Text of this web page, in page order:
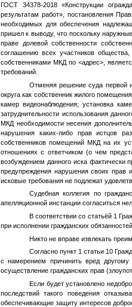
ГОСТ 34378-2018 «Конструкции
результатам работ», постановления
необходимых для обеспечения
пришел к выводу, что поскольку
праве долевой собственности
соглашению всех участников
собственниками МКД по<адрес> ,
требований.
Отменяя решение суда первой
округа как собственник жилого помещения
камер видеонаблюдения; установка
затруднительности использования
МКД необходимости несения
нарушения каких-либо прав истцов
собственников помещений МКД на их
отношениях с ответчиком (о чем
возбуждением данного иска фактически
предупреждения нарушения своих
исковые требования не подлежат
Судебная коллегия по
апелляционной инстанции согласиться
В соответствии со статьёй 1
при исполнении гражданских
Никто не вправе извлекать
Согласно пункт 1 статьи 10
с намерением причинить вред
осуществление гражданских прав
Если будет установлено
последствий такого поведения
обеспечивающие защиту интересов